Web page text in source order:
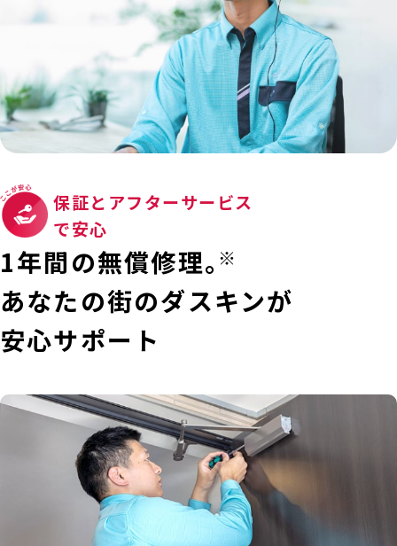
保証とアフターサービス
で安心
1年間の無償修理。
※
あなたの街のダスキンが
安心サポート